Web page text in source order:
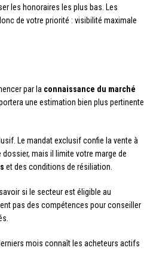
les honoraires les plus bas. Les
de votre priorité : visibilité maximale
par la connaissance du marché
une estimation bien plus pertinente
Le mandat exclusif confie la vente à
mais il limite votre marge de
et des conditions de résiliation.
si le secteur est éligible au
pas des compétences pour conseiller
mois connaît les acheteurs actifs